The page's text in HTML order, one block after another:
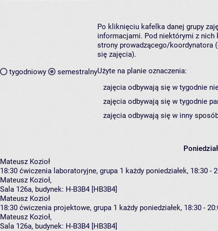
tygodniowy semestralny
Po kliknięciu kafelka danej grupy
informacjami. Pod niektórymi z nich
strony prowadzącego/koordynatora
się zajęcia).
Użyte na planie oznaczenia:
zajęcia odbywają się w tygodnie
zajęcia odbywają się w tygodnie
zajęcia odbywają się w inny
Mateusz Kozioł
18:30 ćwiczenia laboratoryjne, grupa 1 każdy poniedziałek, 18:30 -
Mateusz Kozioł,
Sala 126a, budynek: H-B3B4 [HB3B4]
Mateusz Kozioł
18:30 ćwiczenia projektowe, grupa 1 każdy poniedziałek, 18:30 -
Mateusz Kozioł,
Sala 126a, budynek: H-B3B4 [HB3B4]